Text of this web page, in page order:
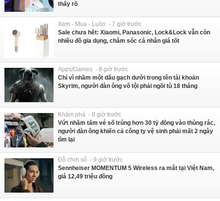
thấy rõ
Xem - Mua - Luôn - 7 giờ trước
Sale chưa hết: Xiaomi, Panasonic, Lock&Lock vẫn còn
nhiều đồ gia dụng, chăm sóc cá nhân giá tốt
Apps/Games - 8 giờ trước
Chỉ vì nhầm một dấu gạch dưới trong tên tài khoản
Skyrim, người đàn ông vô tội phải ngồi tù 18 tháng
Khám phá - 8 giờ trước
Vứt nhầm tấm vé số trúng hơn 30 tỷ đồng vào thùng rác,
người đàn ông khiến cả công ty vệ sinh phải mất 2 ngày
tìm lại
Đồ chơi số - 9 giờ trước
Sennheiser MOMENTUM 5 Wireless ra mắt tại Việt Nam,
giá 12,49 triệu đồng